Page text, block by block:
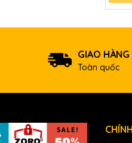
GIAO HÀNG
Toàn quốc